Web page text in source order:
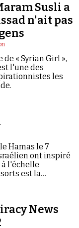
Susli a
n'ait pas
« Syrian Girl »,
l'une des
les
Hamas le 7
ont inspiré
l'échelle
est la
News